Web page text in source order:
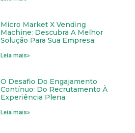
Micro Market X Vending
Machine: Descubra A Melhor
Solução Para Sua Empresa
Leia mais»
O Desafio Do Engajamento
Contínuo: Do Recrutamento À
Experiência Plena.
Leia mais»